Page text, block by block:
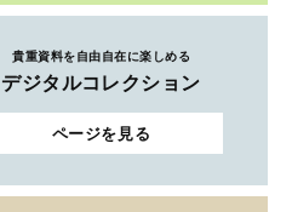
貴重資料を自由自在に楽しめる
デジタルコレクション
ページを見る